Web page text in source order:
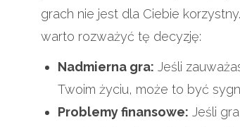
grach nie jest dla Ciebie
warto rozważyć tę decyzję:
Nadmierna gra: Jeśli
Twoim życiu, może to być
Problemy finansowe: Jeśli